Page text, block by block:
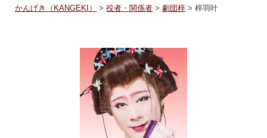
かんげき（KANGEKI） >役者・関係者 >劇団梓 >梓羽叶